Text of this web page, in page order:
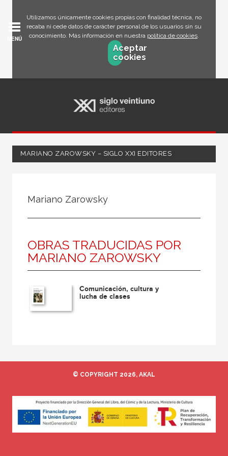
Utilizamos únicamente cookies propias con finalidad técnica, no
recaba ni cede datos de carácter personal de los usuarios sin su
conocimiento. Más información en nuestra política de cookies.
Aceptar
cookies
MENÚ
MARIANO ZAROWSKY – SIGLO XXI EDITORES
Mariano Zarowsky
OBRAS TRADUCIDAS POR
MARIANO ZAROWSKY
Comunicación, cultura y
lucha de clases
© COPYRIGHT 2026, AKAL